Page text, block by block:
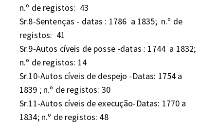
n.º de registos:  43
Sr.8-Sentenças - datas : 1786  a 1835;  n.º de
registos:  41
Sr.9-Autos cíveis de posse -datas : 1744  a 1832;
n.º de registos: 14
Sr.10-Autos cíveis de despejo -Datas: 1754 a
1839 ; n.º de registos: 30
Sr.11-Autos cíveis de execução-Datas: 1770 a
1834; n.º de registos: 48